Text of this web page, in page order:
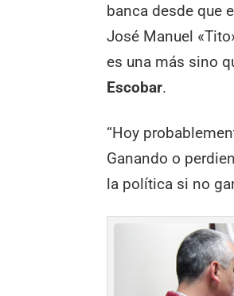
banca desde que
José Manuel
es una más sino
Escobar.
“Hoy
Ganando o
la política si no